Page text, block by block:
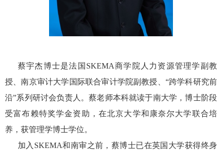
蔡宇杰博士是法国 SKEMA商学院人力资源管理学副教
授、南京审计大学国际联合审计学院副教授、“跨学科研究前
沿”系列研讨会负责人。蔡老师本科就读于南大学，博士阶段
受富布赖特奖学金资助，在北京大学和康奈尔大学联合培
养，获管理学博士学位。
加入 SKEMA和南审之前，蔡博士已在英国大学获得终身